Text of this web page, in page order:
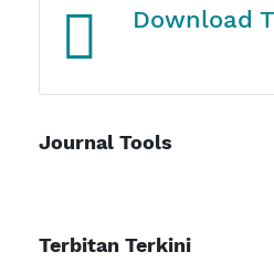
Journal Tools
Terbitan Terkini